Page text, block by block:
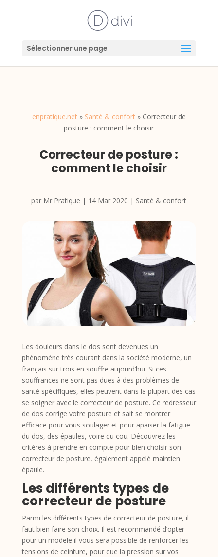
Sélectionner une page
enpratique.net» Santé & confort» Correcteur de
posture : comment le choisir
Correcteur de posture :
comment le choisir
par Mr Pratique | 14 Mar 2020 | Santé & confort
Les douleurs dans le dos sont devenues un
phénomène très courant dans la société moderne, un
français sur trois en souffre aujourd’hui. Si ces
souffrances ne sont pas dues à des problèmes de
santé spécifiques, elles peuvent dans la plupart des cas
se soigner avec le correcteur de posture. Ce redresseur
de dos corrige votre posture et sait se montrer
efficace pour vous soulager et pour apaiser la fatigue
du dos, des épaules, voire du cou. Découvrez les
critères à prendre en compte pour bien choisir son
correcteur de posture, également appelé maintien
épaule.
Les différents types de
correcteur de posture
Parmi les différents types de correcteur de posture, il
faut bien faire son choix. Il est recommandé d’opter
pour un modèle il vous sera possible de renforcer les
tensions de ceinture, pour que la pression sur vos